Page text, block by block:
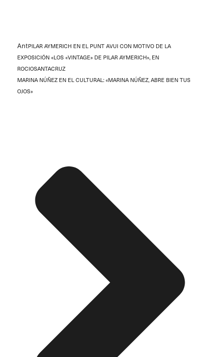
AntPILAR AYMERICH EN EL PUNT AVUI CON MOTIVO DE LA
EXPOSICIÓN «LOS «VINTAGE» DE PILAR AYMERICH», EN
ROCIOSANTACRUZ
MARINA NÚÑEZ EN EL CULTURAL: «MARINA NÚÑEZ, ABRE BIEN TUS
OJOS»